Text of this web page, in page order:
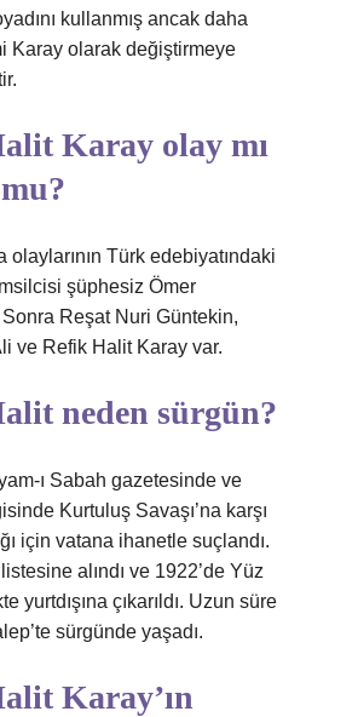
kullanmış ancak daha
Karay olarak değiştirmeye
Karay olay mı
olaylarının Türk edebiyatındaki
şüphesiz Ömer
Sonra Reşat Nuri Güntekin,
ve Refik Halit Karay var.
neden sürgün?
ı Sabah gazetesinde ve
Kurtuluş Savaşı’na karşı
için vatana ihanetle suçlandı.
alındı ​​ve 1922’de Yüz
yurtdışına çıkarıldı. Uzun süre
sürgünde yaşadı.
Karay’ın